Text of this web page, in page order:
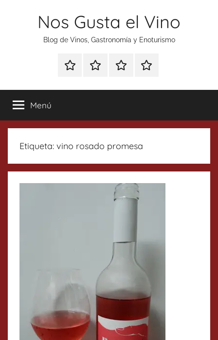
Nos Gusta el Vino
Blog de Vinos, Gastronomía y Enoturismo
Especial
Tonics
Enoturismo
Gastronomía
RankingContacto
Menú
Etiqueta: vino rosado promesa